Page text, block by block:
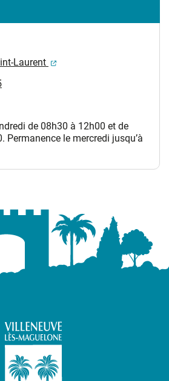
Laurent
(ouverture dans un
de 08h30 à 12h00 et de
Permanence le mercredi jusqu’à